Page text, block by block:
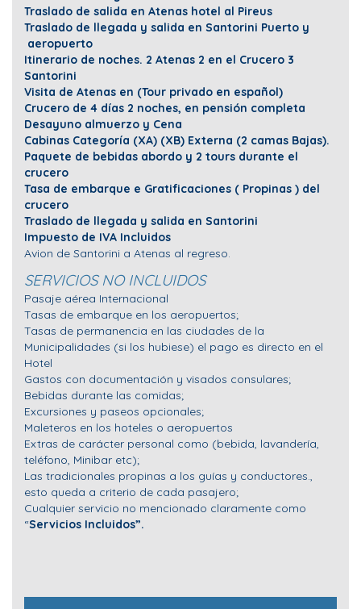
Traslado de salida en Atenas hotel al Pireus
Traslado de llegada y salida en Santorini Puerto y
aeropuerto
Itinerario de noches. 2 Atenas 2 en el Crucero 3
Santorini
Visita de Atenas en (Tour privado en español)
Crucero de 4 días 2 noches, en pensión completa
Desayuno almuerzo y Cena
Cabinas Categoría (XA) (XB) Externa (2 camas Bajas).
Paquete de bebidas abordo y 2 tours durante el
crucero
Tasa de embarque e Gratificaciones ( Propinas ) del
crucero
Traslado de llegada y salida en Santorini
Impuesto de IVA Incluidos
Avion de Santorini a Atenas al regreso.
SERVICIOS NO INCLUIDOS
Pasaje aérea Internacional
Tasas de embarque en los aeropuertos;
Tasas de permanencia en las ciudades de la
Municipalidades (si los hubiese) el pago es directo en el
Hotel
Gastos con documentación y visados consulares;
Bebidas durante las comidas;
Excursiones y paseos opcionales;
Maleteros en los hoteles o aeropuertos
Extras de carácter personal como (bebida, lavandería,
teléfono, Minibar etc);
Las tradicionales propinas a los guías y conductores.,
esto queda a criterio de cada pasajero;
Cualquier servicio no mencionado claramente como
“Servicios Incluidos”.